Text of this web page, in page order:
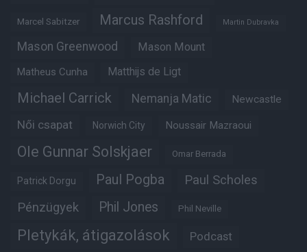
Marcel Sabitzer Marcus Rashford Martin Dubravka
Mason Greenwood Mason Mount
Matheus Cunha Matthijs de Ligt
Michael Carrick Nemanja Matic Newcastle
Női csapat Norwich City Noussair Mazraoui
Ole Gunnar Solskjaer Omar Berrada
Patrick Dorgu Paul Pogba Paul Scholes
Pénzügyek Phil Jones Phil Neville
Pletykák, átigazolások Podcast